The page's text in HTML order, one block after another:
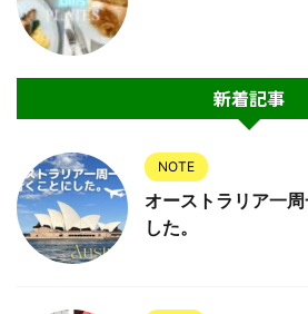
新着記事
NOTE
オーストラリア一
した。